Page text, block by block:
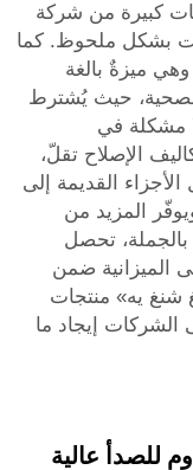
كبيرة من شركة
بشكل ملحوظ. كما
ميزةٌ بالغة
الصحية، حيث يُشترط
مشكلة في
الإصلاح تقلّ،
القديمة إلى
المزيد من
بالجملة، تحصل
الميزانية ضمن
شنغ يه» منتجات
الشركات إيجاد ما
للصدأ عالية